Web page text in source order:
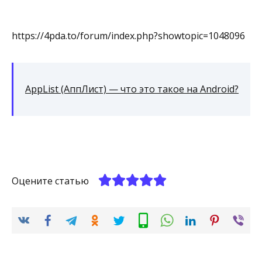
https://4pda.to/forum/index.php?showtopic=1048096
AppList (АппЛист) — что это такое на Android?
Оцените статью